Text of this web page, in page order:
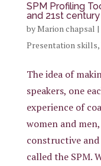
SPM Profiling
and 21st
byMarion chapsal |
Presentation skills,
The idea of
speakers, one
experience of
women and
constructive
called the SPM.